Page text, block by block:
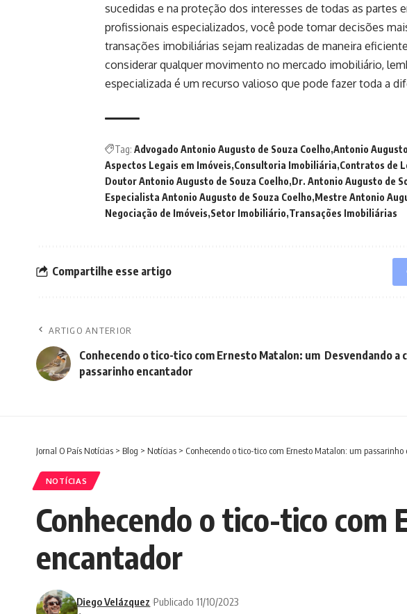
sucedidas e na proteção dos interesses de todas as partes
profissionais especializados, você pode tomar decisões
transações imobiliárias sejam realizadas de maneira
considerar qualquer movimento no mercado imobiliário,
especializada é um recurso valioso que pode fazer toda a
Tag: Advogado Antonio Augusto de Souza Coelho Antonio Augusto
Aspectos Legais em Imóveis Consultoria Imobiliária Contratos de
Doutor Antonio Augusto de Souza Coelho Dr. Antonio Augusto de
Especialista Antonio Augusto de Souza Coelho Mestre Antonio
Negociação de Imóveis Setor Imobiliário Transações Imobiliárias
Compartilhe esse artigo
ARTIGO ANTERIOR
Conhecendo o tico-tico com Ernesto Matalon: um
passarinho encantador
Desvendando a
Jornal O País Notícias > Blog > Notícias > Conhecendo o tico-tico com Ernesto Matalon: um
NOTÍCIAS
Conhecendo o tico-tico
encantador
Diego Velázquez Publicado 11/10/2023